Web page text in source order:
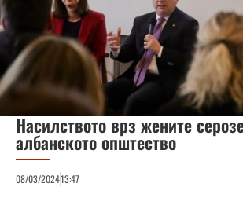
Насилството врз жените
албанското општество
08/03/202413:47